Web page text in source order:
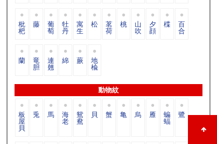
枇
杷
藤 葡
萄
牡
丹
寓
生
松 茗
荷
桃 山
吹
夕
顔
楪 百
合
蘭 竜
胆
連
翹
綿 蕨 地
楡
動物紋
板
屋
貝
兎 馬 海
老
鴛
鴦
貝 蟹 亀 烏 雁 蝙
蝠
鷺